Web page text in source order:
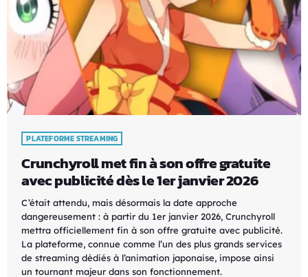
PLATEFORME STREAMING
Crunchyroll met fin à son offre gratuite
avec publicité dès le 1er janvier 2026
C’était attendu, mais désormais la date approche
dangereusement : à partir du 1er janvier 2026, Crunchyroll
mettra officiellement fin à son offre gratuite avec publicité.
La plateforme, connue comme l’un des plus grands services
de streaming dédiés à l’animation japonaise, impose ainsi
un tournant majeur dans son fonctionnement.